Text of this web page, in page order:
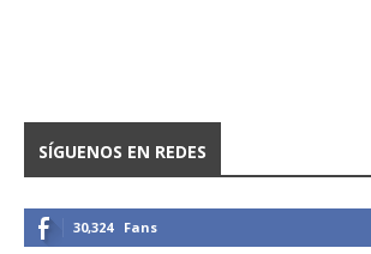
SÍGUENOS EN REDES
30,324 Fans